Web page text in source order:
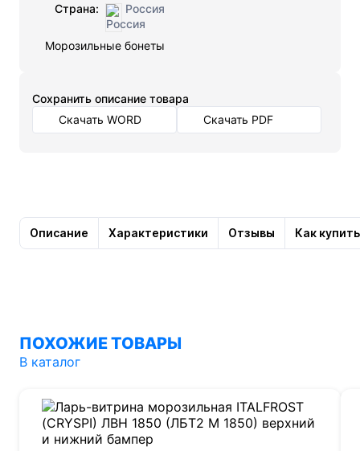
Страна:
Россия
Морозильные бонеты
Cохранить описание товара
Скачать WORD
Скачать PDF
Описание Характеристики Отзывы Как купить
ПОХОЖИЕ ТОВАРЫ
В каталог